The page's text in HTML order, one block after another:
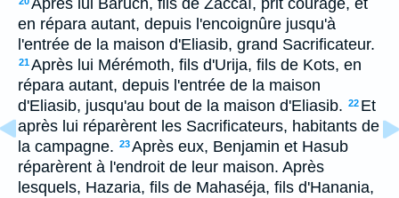
Après lui Baruch, fils de Zaccaï, prit courage, et
en répara autant, depuis l'encoignûre jusqu'à
l'entrée de la maison d'Eliasib, grand Sacrificateur.
21Après lui Mérémoth, fils d'Urija, fils de Kots, en
répara autant, depuis l'entrée de la maison
d'Eliasib, jusqu'au bout de la maison d'Eliasib. 22 Et
après lui réparèrent les Sacrificateurs, habitants de
la campagne. 23Après eux, Benjamin et Hasub
réparèrent à l'endroit de leur maison. Après
lesquels, Hazaria, fils de Mahaséja, fils d'Hanania,